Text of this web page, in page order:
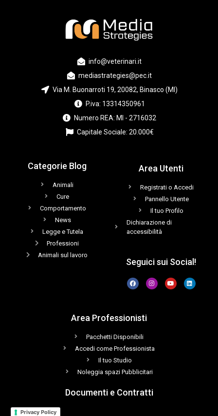
info@veterinari.it
mediastrategies@pec.it
Via M. Buonarroti 19, 20082, Binasco (MI)
P.iva: 13314350961
Numero REA: MI - 2716032
Capitale Sociale: 20.000€
Categorie Blog
Animali
Cure
Comportamento
News
Legge e Tutela
Professioni
Animali sul lavoro
Area Utenti
Registrati o Accedi
Pannello Utente
Il tuo Profilo
Dichiarazione di
accessibilità
Seguici sui Social!
Area Professionisti
Pacchetti Disponibili
Accedi come Professionista
Il tuo Studio
Noleggia spazi Pubblicitari
Documenti e Contratti
Privacy Policy